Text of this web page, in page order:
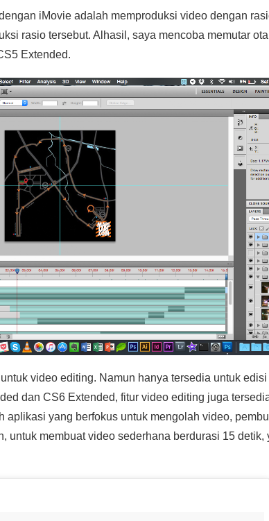
iMovie adalah memproduksi video dengan
rasio tersebut. Alhasil, saya mencoba memutar
Extended.
video editing. Namun hanya tersedia untuk
dan CS6 Extended, fitur video editing juga
aplikasi yang berfokus untuk mengolah video,
untuk membuat video sederhana berdurasi 15